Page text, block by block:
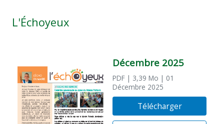
L'Échoyeux
Décembre 2025
PDF | 3,39 Mo | 01
Décembre 2025
Télécharger